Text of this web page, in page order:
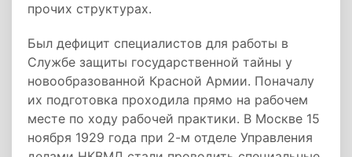
прочих структурах.
Был дефицит специалистов для работы в
Службе защиты государственной тайны у
новообразованной Красной Армии. Поначалу
их подготовка проходила прямо на рабочем
месте по ходу рабочей практики. В Москве 15
ноября 1929 года при 2-м отделе Управления